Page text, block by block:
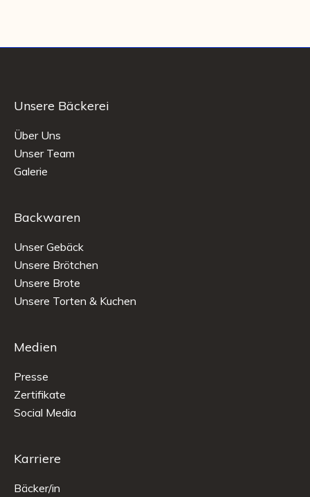
Unsere Bäckerei
Über Uns
Unser Team
Galerie
Backwaren
Unser Gebäck
Unsere Brötchen
Unsere Brote
Unsere Torten & Kuchen
Medien
Presse
Zertifikate
Social Media
Karriere
Bäcker/in